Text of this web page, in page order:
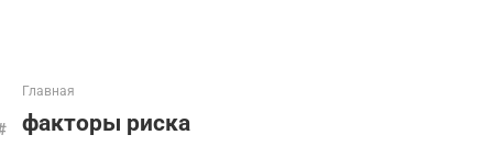
Главная
факторы риска